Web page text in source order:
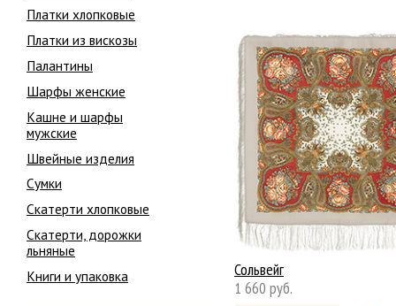
Платки хлопковые
Платки из вискозы
Палантины
Шарфы женские
Кашне и шарфы
мужские
Швейные изделия
Сумки
Скатерти хлопковые
Скатерти, дорожки
льняные
Книги и упаковка
Сольвейг
1 660 руб.